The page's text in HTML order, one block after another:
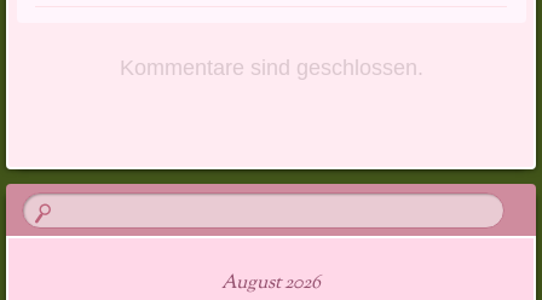
Kommentare sind geschlossen.
August 2026